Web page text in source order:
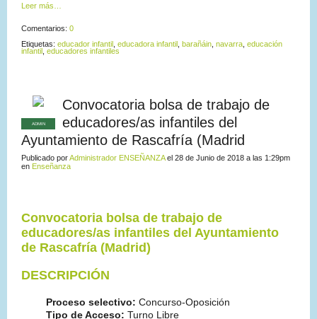
Leer más…
Comentarios: 0
Etiquetas: educador infantil educadora infantil barañáin navarra educación
infantil educadores infantiles
ADMIN
Convocatoria bolsa de trabajo de
educadores/as infantiles del
Ayuntamiento de Rascafría (Madrid
Publicado porAdministrador ENSEÑANZAel 28 de Junio de 2018 a las 1:29pm
en Enseñanza
Convocatoria bolsa de trabajo de
educadores/as infantiles del Ayuntamiento
de Rascafría (Madrid)
DESCRIPCIÓN
Proceso selectivo: Concurso-Oposición
Tipo de Acceso: Turno Libre